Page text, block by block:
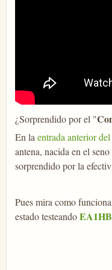
¿Sorprendido por el "
En la entrada anterior
antena, nacida en el seno
sorprendido por la
Pues mira como
estado testeando